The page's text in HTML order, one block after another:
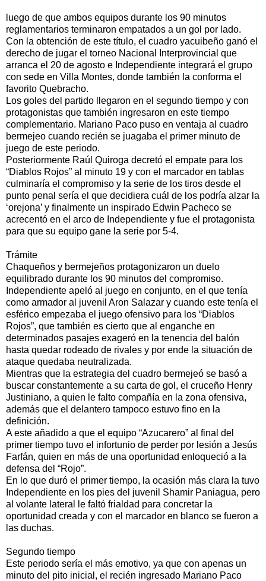
luego de que ambos equipos durante los 90 minutos
reglamentarios terminaron empatados a un gol por lado.
Con la obtención de este título, el cuadro yacuibeño ganó el
derecho de jugar el torneo Nacional Interprovincial que
arranca el 20 de agosto e Independiente integrará el grupo
con sede en Villa Montes, donde también la conforma el
favorito Quebracho.
Los goles del partido llegaron en el segundo tiempo y con
protagonistas que también ingresaron en este tiempo
complementario. Mariano Paco puso en ventaja al cuadro
bermejeo cuando recién se juagaba el primer minuto de
juego de este periodo.
Posteriormente Raúl Quiroga decretó el empate para los
“Diablos Rojos” al minuto 19 y con el marcador en tablas
culminaría el compromiso y la serie de los tiros desde el
punto penal sería el que decidiera cuál de los podría alzar la
‘orejona’ y finalmente un inspirado Edwin Pacheco se
acrecentó en el arco de Independiente y fue el protagonista
para que su equipo gane la serie por 5-4.
Trámite
Chaqueños y bermejeños protagonizaron un duelo
equilibrado durante los 90 minutos del compromiso.
Independiente apeló al juego en conjunto, en el que tenía
como armador al juvenil Aron Salazar y cuando este tenía el
esférico empezaba el juego ofensivo para los “Diablos
Rojos”, que también es cierto que al enganche en
determinados pasajes exageró en la tenencia del balón
hasta quedar rodeado de rivales y por ende la situación de
ataque quedaba neutralizada.
Mientras que la estrategia del cuadro bermejeó se basó a
buscar constantemente a su carta de gol, el cruceño Henry
Justiniano, a quien le falto compañía en la zona ofensiva,
además que el delantero tampoco estuvo fino en la
definición.
A este añadido a que el equipo “Azucarero” al final del
primer tiempo tuvo el infortunio de perder por lesión a Jesús
Farfán, quien en más de una oportunidad enloqueció a la
defensa del “Rojo”.
En lo que duró el primer tiempo, la ocasión más clara la tuvo
Independiente en los pies del juvenil Shamir Paniagua, pero
al volante lateral le faltó frialdad para concretar la
oportunidad creada y con el marcador en blanco se fueron a
las duchas.
Segundo tiempo
Este periodo sería el más emotivo, ya que con apenas un
minuto del pito inicial, el recién ingresado Mariano Paco